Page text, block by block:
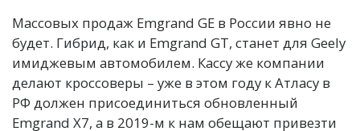
Массовых продаж Emgrand GE в России явно не
будет. Гибрид, как и Emgrand GT, станет для Geely
имиджевым автомобилем. Кассу же компании
делают кроссоверы – уже в этом году к Атласу в
РФ должен присоединиться обновленный
Emgrand X7, а в 2019-м к нам обещают привезти